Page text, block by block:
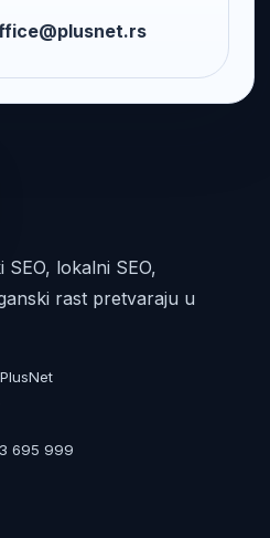
SEO, lokalni SEO,
rast pretvaraju u
695 999